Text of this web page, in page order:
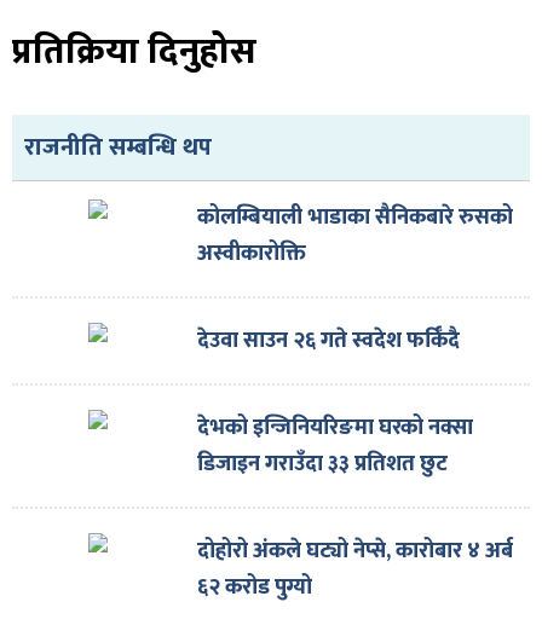
प्रतिक्रिया दिनुहोस
राजनीति सम्बन्धि थप
कोलम्बियाली भाडाका सैनिकबारे रुसको
अस्वीकारोक्ति
देउवा साउन २६ गते स्वदेश फर्किँदै
देभको इन्जिनियरिङमा घरको नक्सा
डिजाइन गराउँदा ३३ प्रतिशत छुट
दोहोरो अंकले घट्यो नेप्से, कारोबार ४ अर्ब
६२ करोड पुग्यो